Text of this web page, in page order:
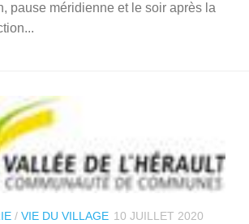
pause méridienne et le soir après la
/ VIE DU VILLAGE 10 JUILLET 2020